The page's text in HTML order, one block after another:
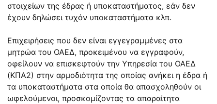
στοιχείων της έδρας ή υποκαταστήματος, εάν δεν
έχουν δηλώσει τυχόν υποκαταστήματα κλπ.
Επιχειρήσεις που δεν είναι εγγεγραμμένες στα
μητρώα του ΟΑΕΔ, προκειμένου να εγγραφούν,
οφείλουν να επισκεφτούν την Υπηρεσία του ΟΑΕΔ
(ΚΠΑ2) στην αρμοδιότητα της οποίας ανήκει η έδρα ή
τα υποκαταστήματα στα οποία θα απασχοληθούν οι
ωφελούμενοι, προσκομίζοντας τα απαραίτητα